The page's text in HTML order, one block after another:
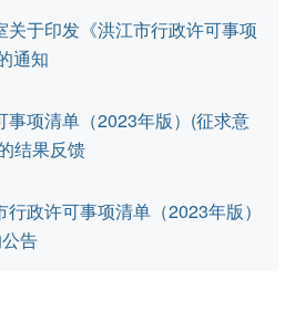
于印发《洪江市行政许可事项
通知
事项清单（2023年版）(征求意
结果反馈
政许可事项清单（2023年版）
告